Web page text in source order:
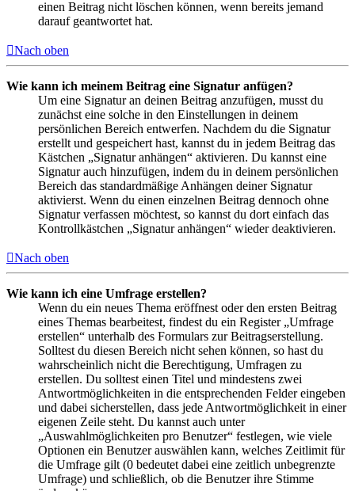
einen Beitrag nicht löschen können, wenn bereits jemand
darauf geantwortet hat.
Nach oben
Wie kann ich meinem Beitrag eine Signatur anfügen?
Um eine Signatur an deinen Beitrag anzufügen, musst du
zunächst eine solche in den Einstellungen in deinem
persönlichen Bereich entwerfen. Nachdem du die Signatur
erstellt und gespeichert hast, kannst du in jedem Beitrag das
Kästchen „Signatur anhängen“ aktivieren. Du kannst eine
Signatur auch hinzufügen, indem du in deinem persönlichen
Bereich das standardmäßige Anhängen deiner Signatur
aktivierst. Wenn du einen einzelnen Beitrag dennoch ohne
Signatur verfassen möchtest, so kannst du dort einfach das
Kontrollkästchen „Signatur anhängen“ wieder deaktivieren.
Nach oben
Wie kann ich eine Umfrage erstellen?
Wenn du ein neues Thema eröffnest oder den ersten Beitrag
eines Themas bearbeitest, findest du ein Register „Umfrage
erstellen“ unterhalb des Formulars zur Beitragserstellung.
Solltest du diesen Bereich nicht sehen können, so hast du
wahrscheinlich nicht die Berechtigung, Umfragen zu
erstellen. Du solltest einen Titel und mindestens zwei
Antwortmöglichkeiten in die entsprechenden Felder eingeben
und dabei sicherstellen, dass jede Antwortmöglichkeit in einer
eigenen Zeile steht. Du kannst auch unter
„Auswahlmöglichkeiten pro Benutzer“ festlegen, wie viele
Optionen ein Benutzer auswählen kann, welches Zeitlimit für
die Umfrage gilt (0 bedeutet dabei eine zeitlich unbegrenzte
Umfrage) und schließlich, ob die Benutzer ihre Stimme